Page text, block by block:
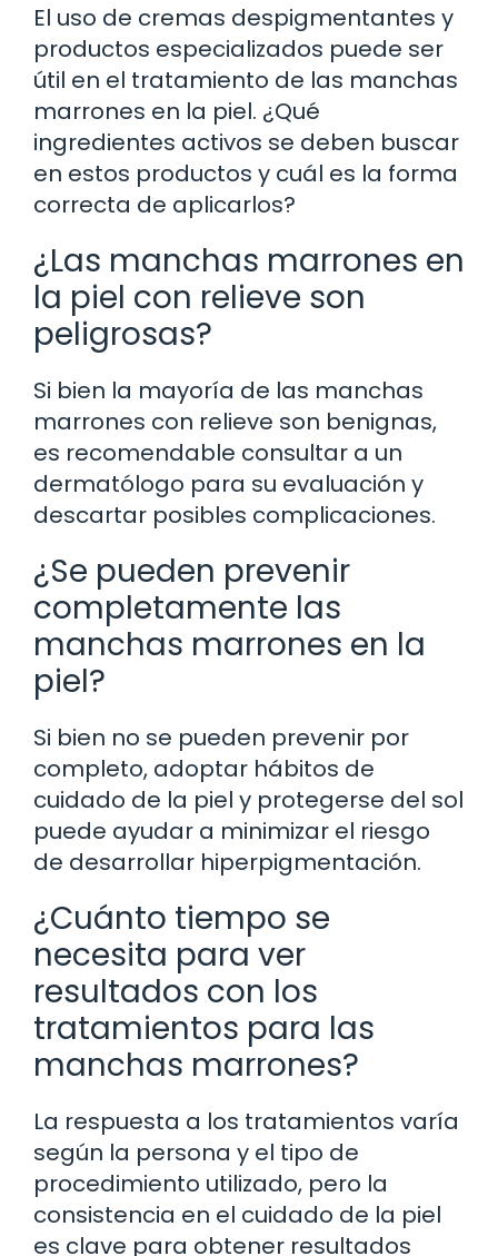
El uso de cremas despigmentantes y
productos especializados puede ser
útil en el tratamiento de las manchas
marrones en la piel. ¿Qué
ingredientes activos se deben buscar
en estos productos y cuál es la forma
correcta de aplicarlos?
¿Las manchas marrones en
la piel con relieve son
peligrosas?
Si bien la mayoría de las manchas
marrones con relieve son benignas,
es recomendable consultar a un
dermatólogo para su evaluación y
descartar posibles complicaciones.
¿Se pueden prevenir
completamente las
manchas marrones en la
piel?
Si bien no se pueden prevenir por
completo, adoptar hábitos de
cuidado de la piel y protegerse del sol
puede ayudar a minimizar el riesgo
de desarrollar hiperpigmentación.
¿Cuánto tiempo se
necesita para ver
resultados con los
tratamientos para las
manchas marrones?
La respuesta a los tratamientos varía
según la persona y el tipo de
procedimiento utilizado, pero la
consistencia en el cuidado de la piel
es clave para obtener resultados